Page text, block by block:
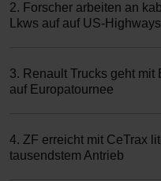
2. Forscher arbeiten an
Lkws auf auf US-Highways
3. Renault Trucks geht mit
auf Europatournee
4. ZF erreicht mit CeTrax lite Meilenstein
tausendstem Antrieb